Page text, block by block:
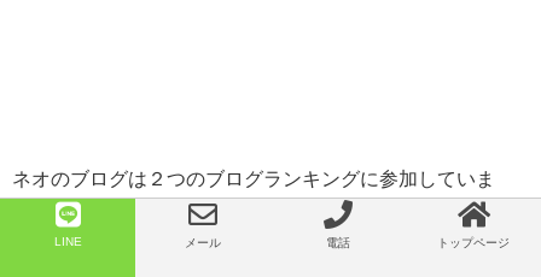
ネオのブログは２つのブログランキングに参加していま
す。応援して頂けたら嬉しいです♡
LINE メール 電話 トップページ